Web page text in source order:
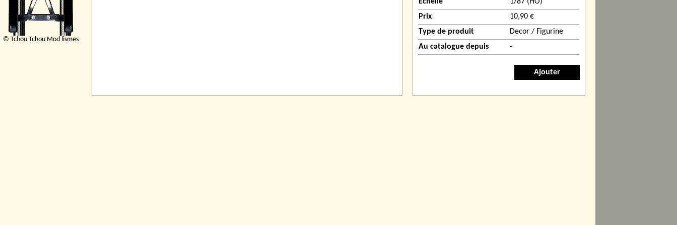
© Tchou Tchou Mod lismes
Prix
10,90 €
Type de produit
Decor / Figurine
Au catalogue depuis
-
Ajouter